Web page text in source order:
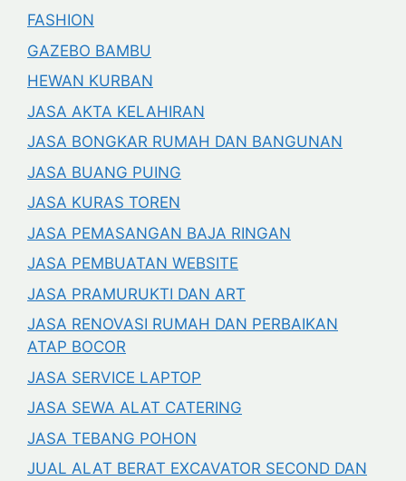
FASHION
GAZEBO BAMBU
HEWAN KURBAN
JASA AKTA KELAHIRAN
JASA BONGKAR RUMAH DAN BANGUNAN
JASA BUANG PUING
JASA KURAS TOREN
JASA PEMASANGAN BAJA RINGAN
JASA PEMBUATAN WEBSITE
JASA PRAMURUKTI DAN ART
JASA RENOVASI RUMAH DAN PERBAIKAN
ATAP BOCOR
JASA SERVICE LAPTOP
JASA SEWA ALAT CATERING
JASA TEBANG POHON
JUAL ALAT BERAT EXCAVATOR SECOND DAN